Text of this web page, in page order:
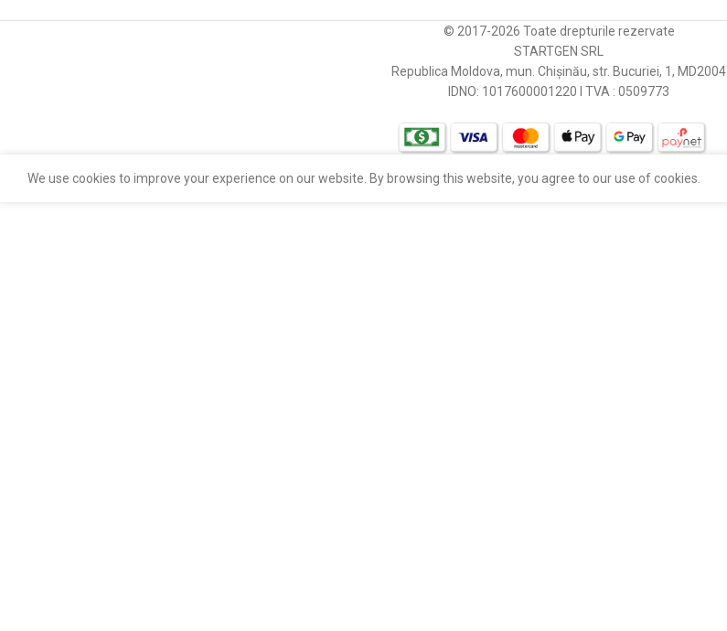
© 2017-2026 Toate drepturile rezervate
STARTGEN SRL
Republica Moldova, mun. Chișinău, str. Bucuriei, 1, MD2004
IDNO: 1017600001220 I TVA : 0509773
We use cookies to improve your experience on our website. By browsing this website, you agree to our use of cookies.